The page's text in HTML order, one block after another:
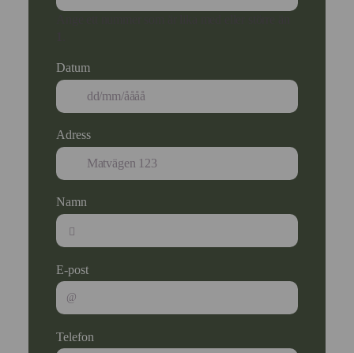
Datum
Adress
Namn
E-post
Telefon